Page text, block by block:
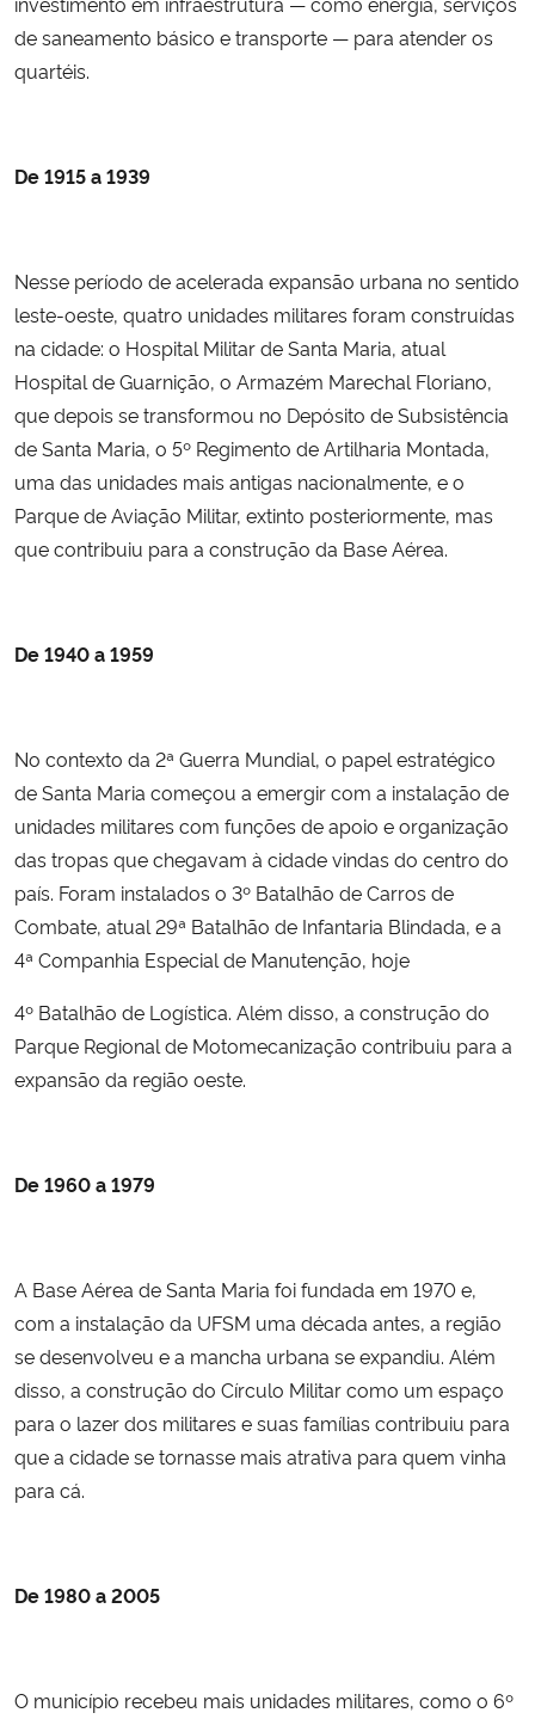
de saneamento básico e transporte — para atender os
quartéis.
De 1915 a 1939
Nesse período de acelerada expansão urbana no sentido
leste-oeste, quatro unidades militares foram construídas
na cidade: o Hospital Militar de Santa Maria, atual
Hospital de Guarnição, o Armazém Marechal Floriano,
que depois se transformou no Depósito de Subsistência
de Santa Maria, o 5º Regimento de Artilharia Montada,
uma das unidades mais antigas nacionalmente, e o
Parque de Aviação Militar, extinto posteriormente, mas
que contribuiu para a construção da Base Aérea.
De 1940 a 1959
No contexto da 2ª Guerra Mundial, o papel estratégico
de Santa Maria começou a emergir com a instalação de
unidades militares com funções de apoio e organização
das tropas que chegavam à cidade vindas do centro do
país. Foram instalados o 3º Batalhão de Carros de
Combate, atual 29ª Batalhão de Infantaria Blindada, e a
4ª Companhia Especial de Manutenção, hoje
4º Batalhão de Logística. Além disso, a construção do
Parque Regional de Motomecanização contribuiu para a
expansão da região oeste.
De 1960 a 1979
A Base Aérea de Santa Maria foi fundada em 1970 e,
com a instalação da UFSM uma década antes, a região
se desenvolveu e a mancha urbana se expandiu. Além
disso, a construção do Círculo Militar como um espaço
para o lazer dos militares e suas famílias contribuiu para
que a cidade se tornasse mais atrativa para quem vinha
para cá.
De 1980 a 2005
O município recebeu mais unidades militares, como o 6º